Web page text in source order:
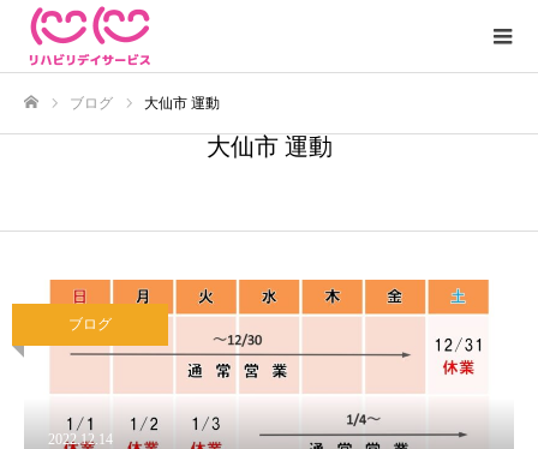
ブログ 大仙市 運動
大仙市 運動
ブログ
2022.12.14